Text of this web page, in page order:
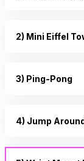
2) Mini Eiffel
3) Ping-Pong
4) Jump